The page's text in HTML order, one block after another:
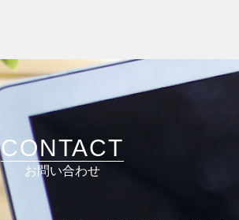
CONTACT
お問い合わせ